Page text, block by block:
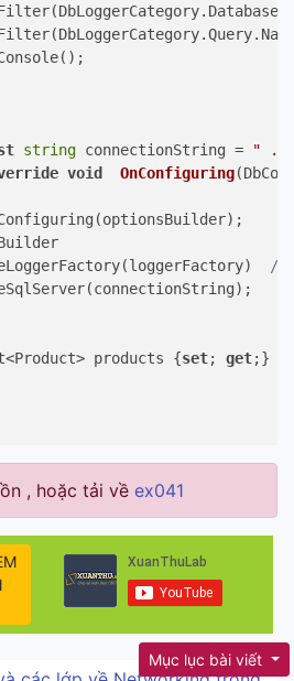
string connectionString =
"
void OnConfiguring(
//
products {set; get;}
, hoặc tải về ex041
Mục lục bài viết